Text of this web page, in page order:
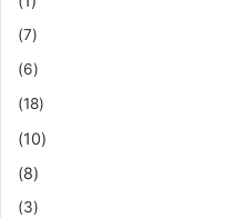
(7)
(6)
(18)
(10)
(8)
(3)